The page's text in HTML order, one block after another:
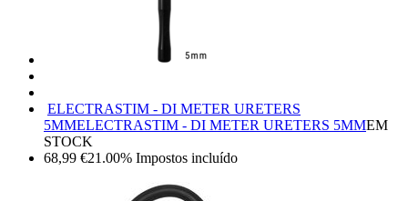
ELECTRASTIM - DI METER URETERS
5MMELECTRASTIM - DI METER URETERS 5MMEM
STOCK
68,99 €21.00% Impostos incluído